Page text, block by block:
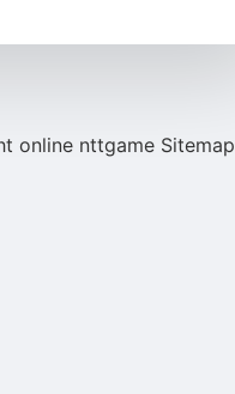
online nttgame Sitemap